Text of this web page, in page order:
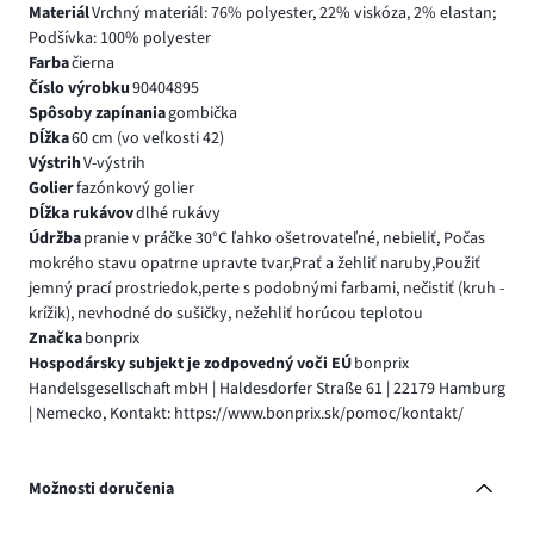
MateriálVrchný materiál: 76% polyester, 22% viskóza, 2% elastan;
Podšívka: 100% polyester
Farbačierna
Číslo výrobku90404895
Spôsoby zapínaniagombička
Dĺžka60 cm (vo veľkosti 42)
VýstrihV-výstrih
Golierfazónkový golier
Dĺžka rukávovdlhé rukávy
Údržbapranie v práčke 30°C ľahko ošetrovateľné, nebieliť, Počas
mokrého stavu opatrne upravte tvar,Prať a žehliť naruby,Použiť
jemný prací prostriedok,perte s podobnými farbami, nečistiť (kruh -
krížik), nevhodné do sušičky, nežehliť horúcou teplotou
Značkabonprix
Hospodársky subjekt je zodpovedný voči EÚbonprix
Handelsgesellschaft mbH | Haldesdorfer Straße 61 | 22179 Hamburg
| Nemecko, Kontakt: https://www.bonprix.sk/pomoc/kontakt/
Možnosti doručenia